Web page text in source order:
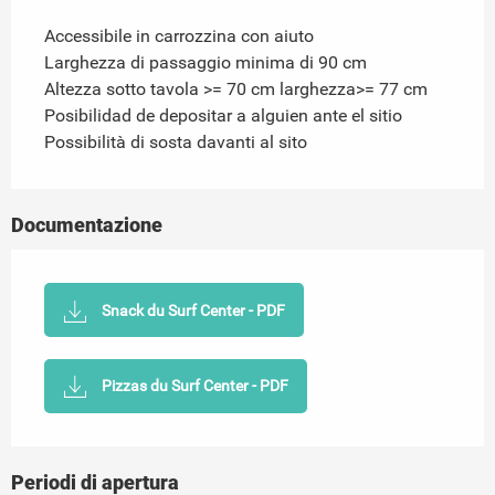
Accessibile in carrozzina con aiuto
Larghezza di passaggio minima di 90 cm
Altezza sotto tavola >= 70 cm larghezza>= 77 cm
Posibilidad de depositar a alguien ante el sitio
Possibilità di sosta davanti al sito
Documentazione
Snack du Surf Center - PDF
Pizzas du Surf Center - PDF
Periodi di apertura